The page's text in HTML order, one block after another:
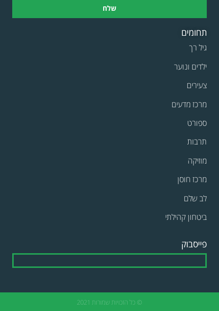
שלח
תחומים
גיל רך
ילדים ונוער
צעירים
מרכז מדעים
ספורט
תרבות
מוזיקה
מרכז חוסן
לב שלם
ביטחון קהילתי
פייסבוק
© כל הזכויות שמורות 2021